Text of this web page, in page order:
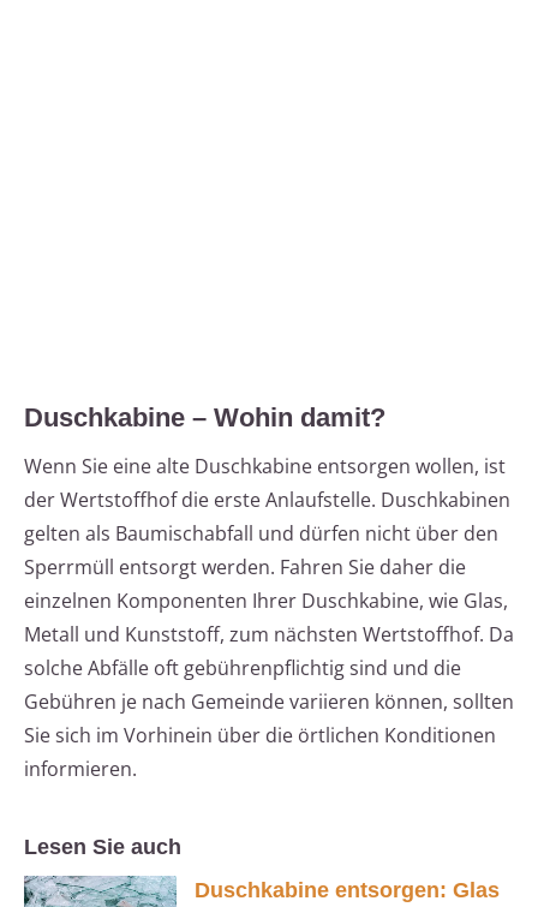
Duschkabine – Wohin damit?
Wenn Sie eine alte Duschkabine entsorgen wollen, ist
der Wertstoffhof die erste Anlaufstelle. Duschkabinen
gelten als Baumischabfall und dürfen nicht über den
Sperrmüll entsorgt werden. Fahren Sie daher die
einzelnen Komponenten Ihrer Duschkabine, wie Glas,
Metall und Kunststoff, zum nächsten Wertstoffhof. Da
solche Abfälle oft gebührenpflichtig sind und die
Gebühren je nach Gemeinde variieren können, sollten
Sie sich im Vorhinein über die örtlichen Konditionen
informieren.
Lesen Sie auch
Duschkabine entsorgen: Glas